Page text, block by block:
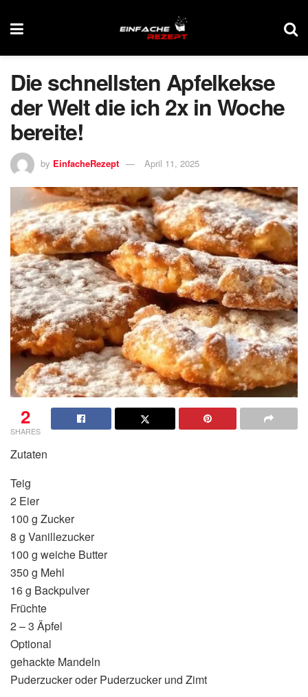
Die schnellsten Apfelkekse
der Welt die ich 2x in Woche
bereite!
by EinfacheRezept April 11, 2025
2
SHARES
Zutaten
Teig
2 Eier
100 g Zucker
8 g Vanillezucker
100 g weiche Butter
350 g Mehl
16 g Backpulver
Früchte
2 – 3 Äpfel
Optional
gehackte Mandeln
Puderzucker oder Puderzucker und Zimt